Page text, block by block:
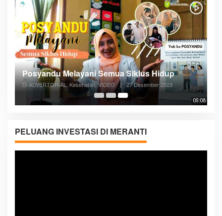
05:08
Posyandu Melayani Semua Siklus Hidup
Di ADVERTORIAL, Kesehatan, VIDEO | 27 Desember 2023
PELUANG INVESTASI DI MERANTI
Pemutar